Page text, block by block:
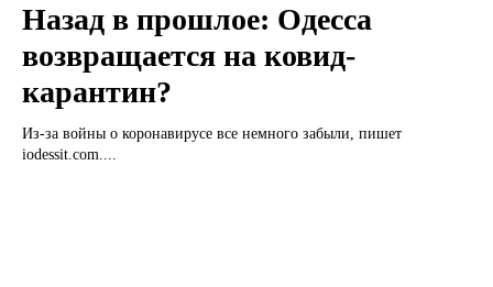
Назад в прошлое: Одесса
возвращается на ковид-
карантин?
Из-за войны о коронавирусе все немного забыли, пишет
iodessit.com....